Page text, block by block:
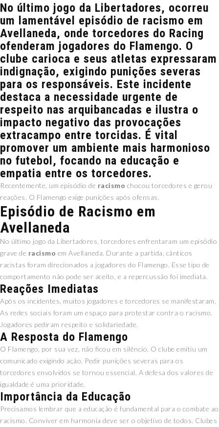
No último jogo da Libertadores, ocorreu
um lamentável episódio de racismo em
Avellaneda, onde torcedores do Racing
ofenderam jogadores do Flamengo. O
clube carioca e seus atletas expressaram
indignação, exigindo punições severas
para os responsáveis. Este incidente
destaca a necessidade urgente de
respeito nas arquibancadas e ilustra o
impacto negativo das provocações
extracampo entre torcidas. É vital
promover um ambiente mais harmonioso
no futebol, focando na educação e
empatia entre os torcedores.
Recentemente, um episódio de racismo chocou torcedores e gerou
reações. O Flamengo exige punições após ofensas.
Episódio de Racismo em
Avellaneda
No último jogo da Libertadores, torcedores enfrentaram um episódio
grave de racismo em Avellaneda. Durante a partida, cânticos
racistas foram direcionados a jogadores do Flamengo. Esse tipo de
comportamento não pode ser aceito, e a repercussão foi imediata.
Reações Imediatas
Após os incidentes, muitos jogadores e torcedores se manifestaram.
As redes sociais foram um espaço para protestar contra o racismo.
Jogadores pediram respeito e solidariedade.
A Resposta do Flamengo
O Flamengo, por sua vez, não ficou em silêncio. O clube emitiu um
comunicado exigindo ação. Pedir punições severas para os
torcedores envolvidos se tornou essencial. A defesa dos valores de
igualdade é uma prioridade.
Importância da Educação
Precisamos lembrar que a educação é fundamental para o combate ao
racismo. Conviver em harmonia deve ser o objetivo de todos. Clubes